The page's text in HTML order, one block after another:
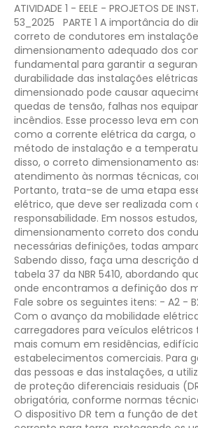
ATIVIDADE 1 - EELE - PROJETOS DE
53_2025
PARTE 1 A importância do
correto de condutores em
dimensionamento adequado dos
fundamental para garantir a
durabilidade das instalações
dimensionado pode causar
quedas de tensão, falhas nos
incêndios. Esse processo leva em
como a corrente elétrica da carga, o
método de instalação e a
disso, o correto dimensionamento
atendimento às normas técnicas,
Portanto, trata-se de uma etapa
elétrico, que deve ser realizada
responsabilidade. Em nossos
dimensionamento correto dos
necessárias definições, todas
Sabendo disso, faça uma descrição
tabela 37 da NBR 5410, abordando
onde encontramos a definição dos
Fale sobre os seguintes itens: - A2 -
Com o avanço da mobilidade
carregadores para veículos
mais comum em residências,
estabelecimentos comerciais. Para
das pessoas e das instalações, a
de proteção diferenciais residuais
obrigatória, conforme normas
O dispositivo DR tem a função de